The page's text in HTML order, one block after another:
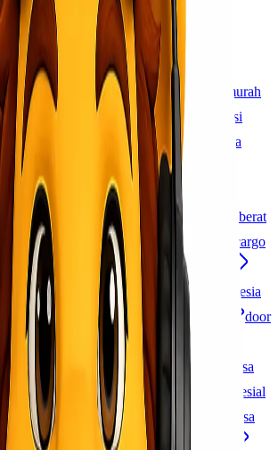
cargo murah
ekspedisi cargo murah
jasa cargo ekspedisi cargo
ekspedisi
jasa ekspedisi terpercaya
jasa
kirim jasa pengiriman barang
cargo udara
ekspedisi
jasa logistik
jasa pengiriman alat berat
logistik b2b Pengiriman Barang
cargo
food
cargo laut
cargo laut udara
ekspedisi murah indonesia
cargo indonesia
ekspedisi udara asuransi pengiriman
door
cargo logistik
Indonesia ekspedisi terpercaya
jasa
distribusi nasional
pengiriman produk spesial
pengiriman cargo kirim barang
jasa
jasa cargo udara
ekspedisi antar pulau